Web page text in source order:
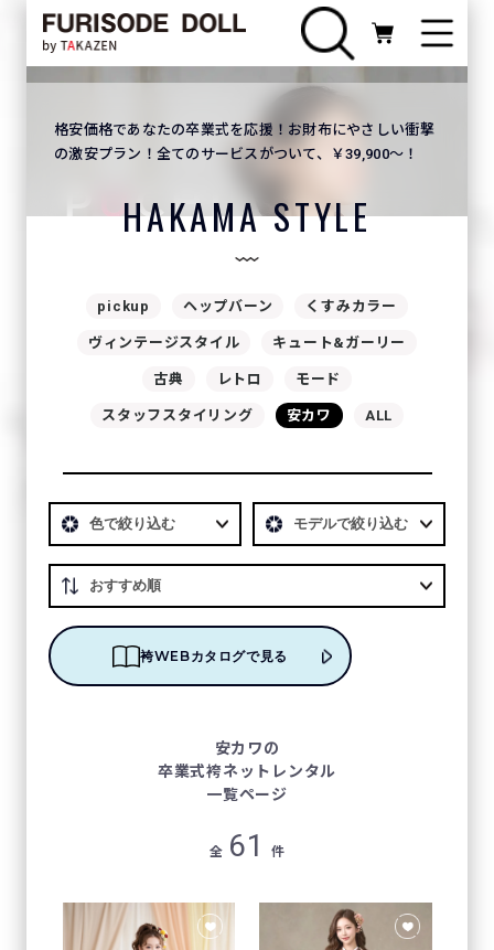
格安価格であなたの卒業式を応援！お財布にやさしい衝撃
の激安プラン！全てのサービスがついて、￥39,900〜！
HAKAMA STYLE
pickup ヘップバーン くすみカラー
ヴィンテージスタイル キュート&ガーリー
古典 レトロ モード
スタッフスタイリング 安カワ ALL
袴WEBカタログで見る
安カワの
卒業式袴ネットレンタル
一覧ページ
全 61 件